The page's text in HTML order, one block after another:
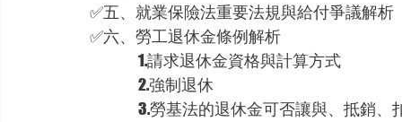
✅五、就業保險法重要法規與給付爭議解析
✅六、勞工退休金條例解析
1.請求退休金資格與計算方式
2.強制退休
3.勞基法的退休金可否讓與、抵銷、